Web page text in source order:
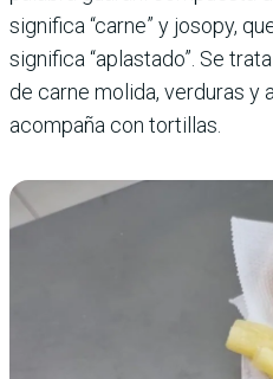
significa “carne” y josopy,
significa “aplastado”. Se
de carne molida, verduras y
acompaña con tortillas.